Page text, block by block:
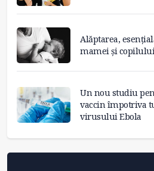
Alăptarea,
mamei și copilului
Un nou studiu
vaccin împotriva
virusului Ebola